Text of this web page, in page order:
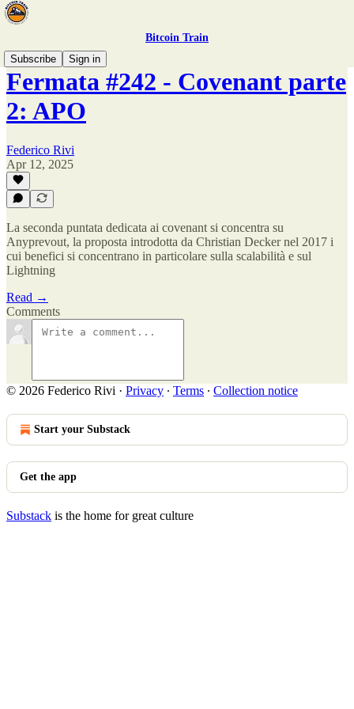
Bitcoin Train
Subscribe
Sign in
Fermata #242 - Covenant parte
2: APO
Federico Rivi
Apr 12, 2025
La seconda puntata dedicata ai covenant si concentra su
Anyprevout, la proposta introdotta da Christian Decker nel 2017 i
cui benefici si concentrano in particolare sulla scalabilità e sul
Lightning
Read →
Comments
© 2026 Federico Rivi · Privacy ∙ Terms ∙ Collection notice
Start your Substack
Get the app
Substack is the home for great culture